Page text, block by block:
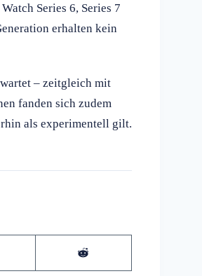
Series 6, Series 7
erhalten kein
– zeitgleich mit
fanden sich zudem
als experimentell gilt.